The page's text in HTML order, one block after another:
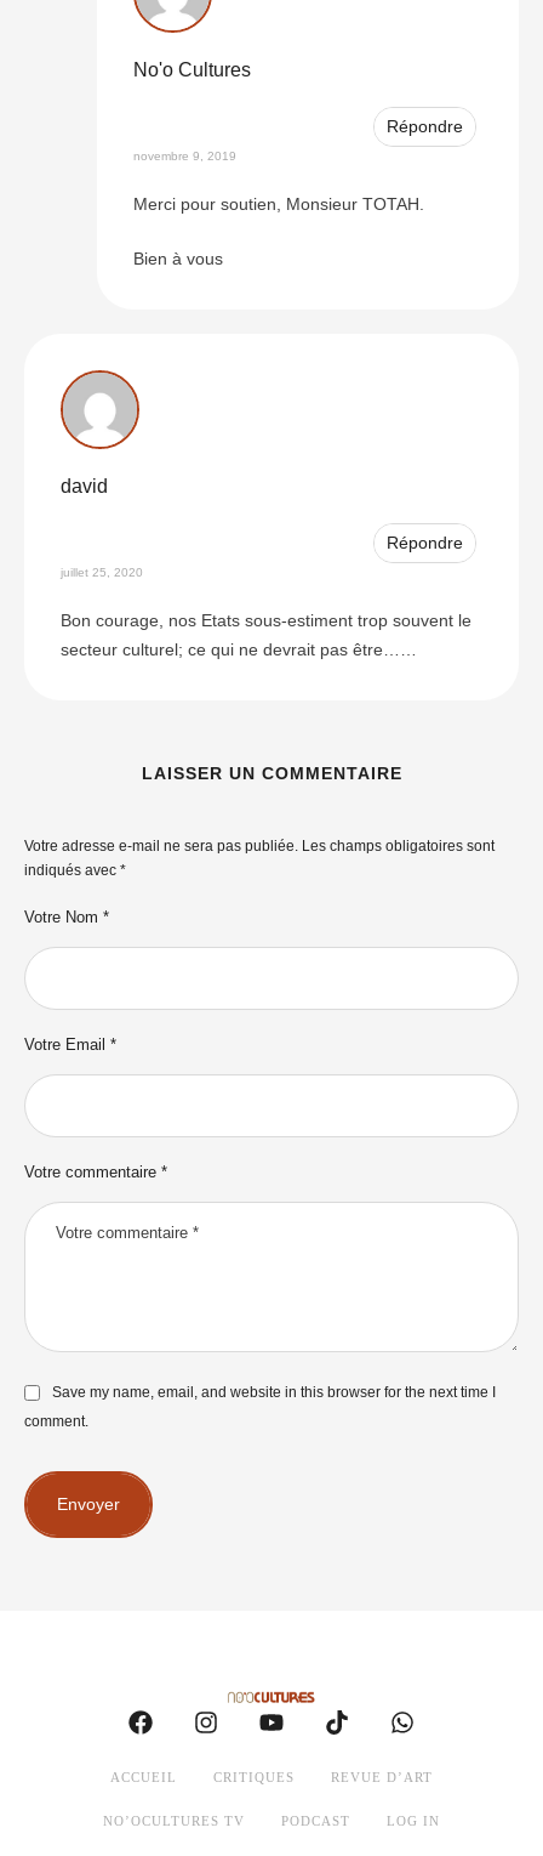
No'o Cultures
Répondre
novembre 9, 2019
Merci pour soutien, Monsieur TOTAH.
Bien à vous
david
Répondre
juillet 25, 2020
Bon courage, nos Etats sous-estiment trop souvent le
secteur culturel; ce qui ne devrait pas être……
LAISSER UN COMMENTAIRE
Votre adresse e-mail ne sera pas publiée. Les champs obligatoires sont
indiqués avec *
Votre commentaire *
Votre Nom *
Votre Email *
Save my name, email, and website in this browser for the next time I
comment.
Envoyer
ACCUEIL CRITIQUES REVUE D’ART
NO’OCULTURES TV PODCAST LOG IN